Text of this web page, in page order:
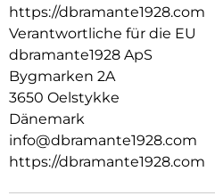
https://dbramante1928.com
Verantwortliche für die EU
dbramante1928 ApS
Bygmarken 2A
3650 Oelstykke
Dänemark
info@dbramante1928.com
https://dbramante1928.com